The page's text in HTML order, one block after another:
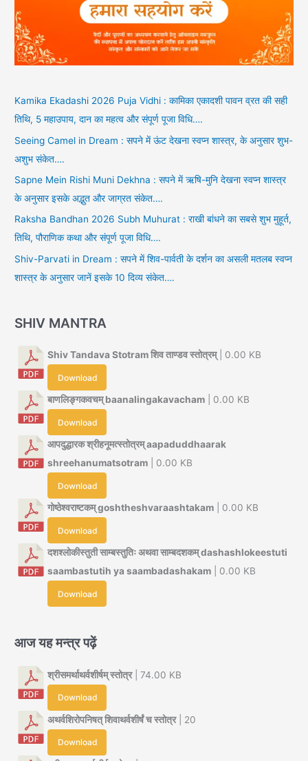
Kamika Ekadashi 2026 Puja Vidhi : कामिका एकादशी पावन व्रत की सही
तिथि, 5 महाउपाय, दान का महत्व और संपूर्ण पूजा विधि….
Seeing Camel in Dream : सपने में ऊंट देखना स्वप्न शास्त्र, के अनुसार शुभ-
अशुभ संकेत….
Sapne Mein Rishi Muni Dekhna : सपने में ऋषि-मुनि देखना स्वप्न शास्त्र
के अनुसार इसके अद्भुत और जाग्रत संकेत….
Raksha Bandhan 2026 Subh Muhurat : राखी बांधने का सबसे शुभ मुहूर्त,
तिथि, पौराणिक कथा और संपूर्ण पूजा विधि….
Shiv-Parvati in Dream : सपने में शिव-पार्वती के दर्शन का असली मतलब स्वप्न
शास्त्र के अनुसार जानें इसके 10 दिव्य संकेत….
SHIV MANTRA
Shiv Tandava Stotram शिव ताण्डव स्तोत्रम्| 0.00 KB
Download
बाणलिङ्गकवचम् baanalingakavacham | 0.00 KB
Download
आपदुद्धारक श्रीहनूमत्स्तोत्रम् aapaduddhaarak
shreehanumatsotram | 0.00 KB
Download
गोष्ठेश्वराष्टकम् goshtheshvaraashtakam | 0.00 KB
Download
दशश्लोकीस्तुती साम्बस्तुतिः अथवा साम्बदशकम् dashashlokeestuti
saambastutih ya saambadashakam | 0.00 KB
Download
आज यह मन्त्र पढ़ें
श्रीसमर्थाथर्वशीर्षम् स्तोत्र| 74.00 KB
Download
अथर्वशिरोपनिषत् शिवाथर्वशीर्षं च स्तोत्र| 20
Download